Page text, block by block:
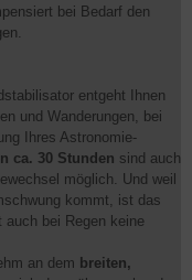
bei Bedarf den
entgeht Ihnen
und Wanderungen, bei
Ihres Astronomie-
ca. 30 Stunden sind auch
möglich. Und weil
kommt, ist das
auch bei Regen keine
an dem breiten,